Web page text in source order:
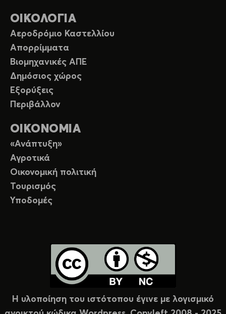
ΟΙΚΟΛΟΓΙΑ
Αεροδρόμιο Καστελλίου
Απορρίμματα
Βιομηχανικές ΑΠΕ
Δημόσιος χώρος
Εξορύξεις
Περιβάλλον
ΟΙΚΟΝΟΜΙΑ
«Ανάπτυξη»
Αγροτικά
Οικονομική πολιτική
Τουρισμός
Υποδομές
Η υλοποίηση του ιστότοπου έγινε με λογισμικό